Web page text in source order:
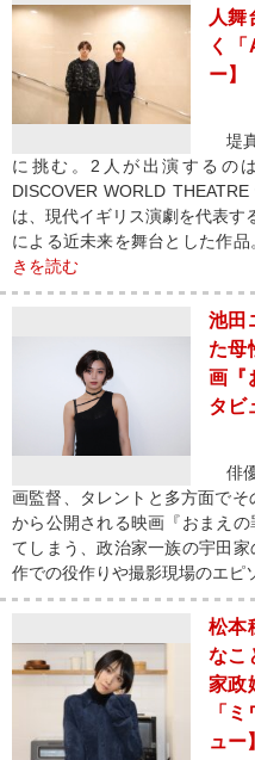
人
く
ー】
堤
に挑む。2人が出演するの
DISCOVER WORLD
は、現代イギリス演劇を代表す
による近未来を舞台とした作
きを読む
池田
た母
画『
タビ
俳
画監督、タレントと多方面で
から公開される映画『おまえ
てしまう、政治家一族の宇田
作での役作りや撮影現場のエピ
松本
なこ
家政
「
ュー】